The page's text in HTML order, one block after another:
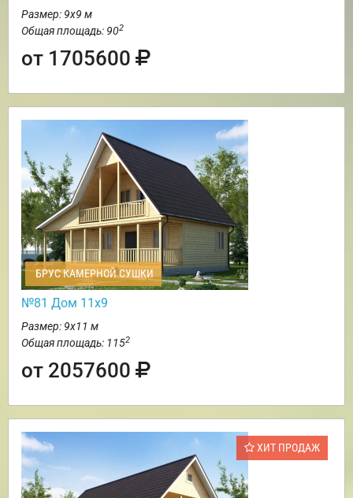
Размер: 9х9 м
Общая площадь: 902
от 1705600
БРУС КАМЕРНОЙ СУШКИ
№81 Дом 11х9
Размер: 9х11 м
Общая площадь: 1152
от 2057600
ХИТ ПРОДАЖ